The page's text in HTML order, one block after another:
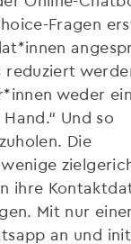
Fragen
weder
Und so
Die
ihre
Mit nur
an und